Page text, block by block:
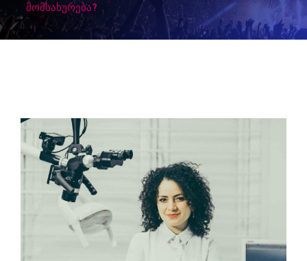
მომსახურება?